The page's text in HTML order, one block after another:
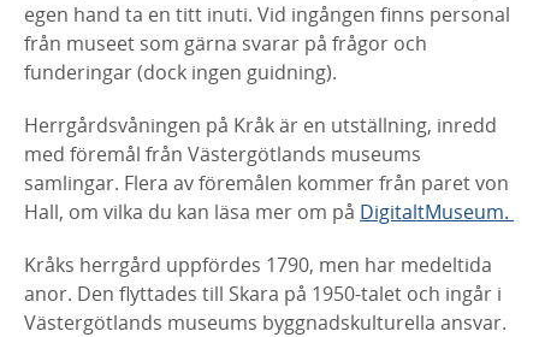
egen hand ta en titt inuti. Vid ingången finns personal
från museet som gärna svarar på frågor och
funderingar (dock ingen guidning).
Herrgårdsvåningen på Kråk är en utställning, inredd
med föremål från Västergötlands museums
samlingar. Flera av föremålen kommer från paret von
Hall, om vilka du kan läsa mer om på DigitaltMuseum.
Kråks herrgård uppfördes 1790, men har medeltida
anor. Den flyttades till Skara på 1950-talet och ingår i
Västergötlands museums byggnadskulturella ansvar.